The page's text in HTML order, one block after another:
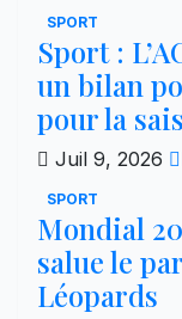
SPORT
Sport :
un bilan
pour la
Juil 9, 2026
SPORT
Mondial
salue le
Léopards